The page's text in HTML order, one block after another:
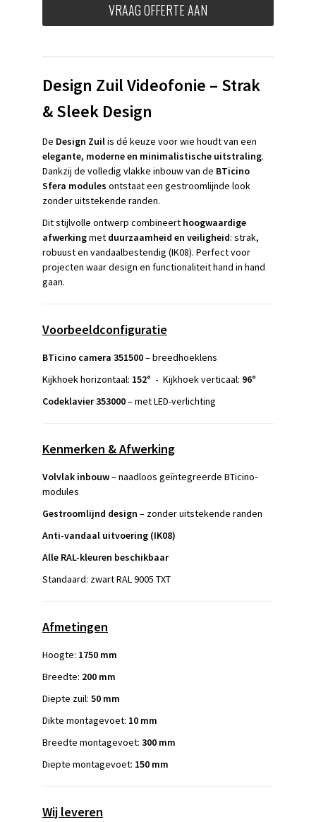
VRAAG OFFERTE AAN
Design Zuil Videofonie – Strak
& Sleek Design
De Design Zuilis dé keuze voor wie houdt van een
elegante, moderne en minimalistische uitstraling.
Dankzij de volledig vlakke inbouw van de BTicino
Sfera modules ontstaat een gestroomlijnde look
zonder uitstekende randen.
Dit stijlvolle ontwerp combineert hoogwaardige
afwerkingmet duurzaamheid en veiligheid: strak,
robuust en vandaalbestendig (IK08). Perfect voor
projecten waar design en functionaliteit hand in hand
gaan.
Voorbeeldconfiguratie
BTicino camera 351500– breedhoeklens
Kijkhoek horizontaal: 152° - Kijkhoek verticaal: 96°
Codeklavier 353000– met LED-verlichting
Kenmerken & Afwerking
Volvlak inbouw– naadloos geïntegreerde BTicino-
modules
Gestroomlijnd design – zonder uitstekende randen
Anti-vandaal uitvoering (IK08)
Alle RAL-kleuren beschikbaar
Standaard: zwart RAL 9005 TXT
Afmetingen
Hoogte: 1750 mm
Breedte: 200 mm
Diepte zuil: 50 mm
Dikte montagevoet: 10 mm
Breedte montagevoet: 300 mm
Diepte montagevoet: 150 mm
Wij leveren